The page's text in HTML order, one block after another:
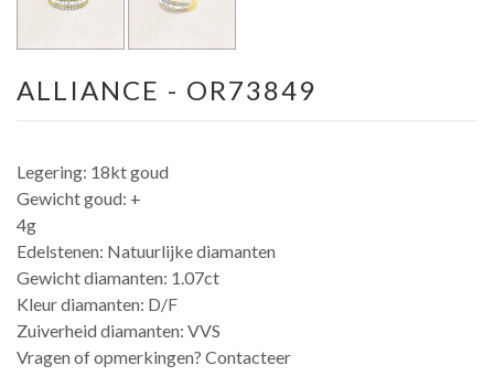
ALLIANCE - OR73849
Legering: 18kt goud
Gewicht goud: +
4g
Edelstenen: Natuurlijke diamanten
Gewicht diamanten: 1.07ct
Kleur diamanten: D/F
Zuiverheid diamanten: VVS
Vragen of opmerkingen? Contacteer